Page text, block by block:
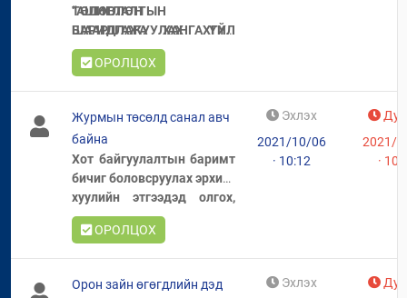
ТӨЛӨВЛӨН
БАРИЛГАЖУУЛАХ ҮЙЛ
АЖИЛЛАГААНЫ ЖУРАМ”-
д нэмэлт, өөрчлөлт
“АШИГЛАЛТЫН
ШААРДЛАГА ХАНГАХГҮЙ
НИЙТИЙН
ЗОРИУЛАЛТТАЙ ­­ОРОН
ҮЙЛ АЖИЛЛАГААНЫ
ЖУРАМ”-д нэмэлт,
өөрчлөлт оруулсан
төсөл Татаж авах
ОРОЛЦОХ
Журмын төсөлд санал авч
байна
Хот байгуулалтын баримт
бичиг боловсруулах эрхийг
хуулийн этгээдэд олгох,
түүнд хяналт тавих
журамТатаж авах
ОРОЛЦОХ
Эхлэх
2021/10/06
· 10:12
2021/
·
Орон зайн өгөгдлийн дэд
Эхлэх